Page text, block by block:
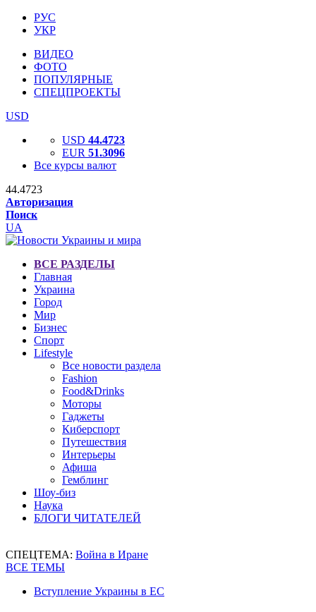
РУС
УКР
ВИДЕО
ФОТО
ПОПУЛЯРНЫЕ
СПЕЦПРОЕКТЫ
USD
USD 44.4723
EUR 51.3096
Все курсы валют
44.4723
Авторизация
Поиск
UA
ВСЕ РАЗДЕЛЫ
Главная
Украина
Город
Мир
Бизнес
Спорт
Lifestyle
Все новости раздела
Fashion
Food&Drinks
Моторы
Гаджеты
Киберспорт
Путешествия
Интерьеры
Афиша
Гемблинг
Шоу-биз
Наука
БЛОГИ ЧИТАТЕЛЕЙ
СПЕЦТЕМА: Война в Иране
ВСЕ ТЕМЫ
Вступление Украины в ЕС